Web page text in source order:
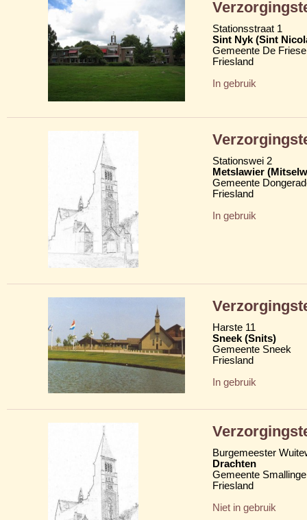
Stationsstraat 1
Sint Nyk (Sint
Gemeente De
Friesland
In gebruik
Stationswei 2
Metslawier
Gemeente
Friesland
In gebruik
Harste 11
Sneek (Snits)
Gemeente Sneek
Friesland
In gebruik
Burgemeester
Drachten
Gemeente
Friesland
Niet in gebruik